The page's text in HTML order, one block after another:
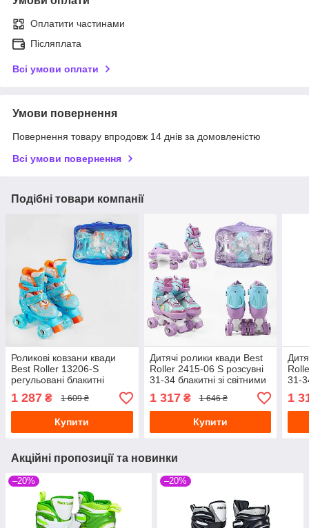
Оплатити частинами
Післяплата
Всі умови оплати
Умови повернення
Повернення товару впродовж 14 днів за домовленістю
Всі умови повернення
Подібні товари компанії
Роликові ковзани квади
Best Roller 13206-S
регульовані блакитні
розмір 31-34
1 287 ₴ 1 609 ₴
Купити
Дитячі ролики квади Best
Roller 2415-06 S розсувні
31-34 блакитні зі світними
колесами
1 317₴ 1 646 ₴
Купити
31-
1
Акційні пропозиції та новинки
–20% –20%